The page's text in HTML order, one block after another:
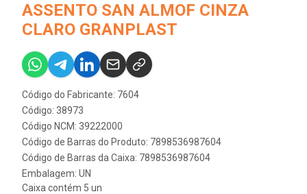
ASSENTO SAN ALMOF CINZA
CLARO GRANPLAST
Código do Fabricante: 7604
Código: 38973
Código NCM: 39222000
Código de Barras do Produto: 7898536987604
Código de Barras da Caixa: 7898536987604
Embalagem: UN
Caixa contém 5 un